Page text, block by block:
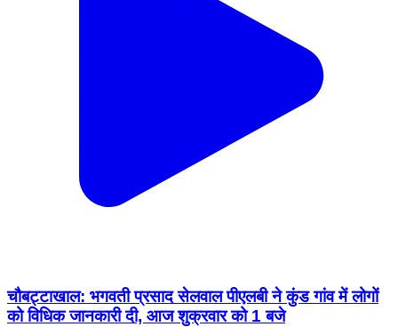
चौबट्टाखाल: भगवती प्रसाद सेलवाल पीएलबी ने कुंड गांव में लोगों
को विधिक जानकारी दी, आज शुक्रवार को 1 बजे